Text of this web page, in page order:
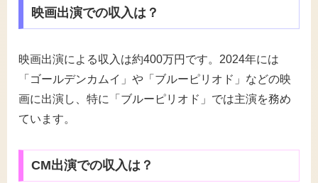
映画出演での収入は？
映画出演による収入は約400万円です。2024年には
「ゴールデンカムイ」や「ブルーピリオド」などの映
画に出演し、特に「ブルーピリオド」では主演を務め
ています。
CM出演での収入は？